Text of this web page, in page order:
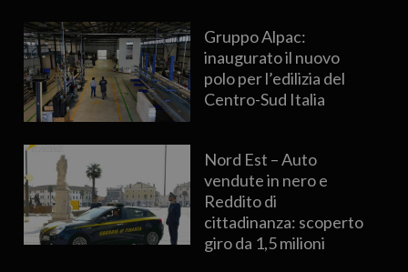
Gruppo Alpac:
inaugurato il nuovo
polo per l’edilizia del
Centro-Sud Italia
Nord Est – Auto
vendute in nero e
Reddito di
cittadinanza: scoperto
giro da 1,5 milioni